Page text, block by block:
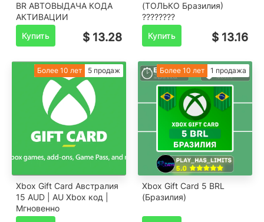
BR АВТОВЫДАЧА КОДА
АКТИВАЦИИ
Купить
$ 13.28
(ТОЛЬКО Бразилия)
????????
Купить
$ 13.16
Более 10 лет 5 продаж
Xbox Gift Card Австралия
15 AUD | AU Xbox код |
Мгновенно
Более 10 лет 1 продажа
Xbox Gift Card 5 BRL
(Бразилия)